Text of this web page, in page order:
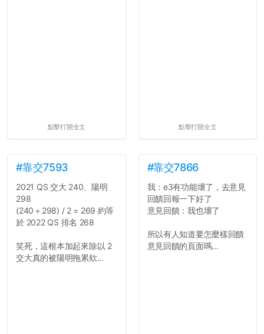
點擊打開全文 點擊打開全文
#靠交7593
2021 QS 交大 240、陽明
298
(240＋298) / 2 = 269 約等
於 2022 QS 排名 268
笑死，這根本加起來除以 2
交大真的被陽明拖累欸...
#靠交7866
我：e3有功能壞了，去意見
回饋回報一下好了
意見回饋：我也壞了
所以有人知道要怎麼樣回饋
意見回饋的頁面嗎...